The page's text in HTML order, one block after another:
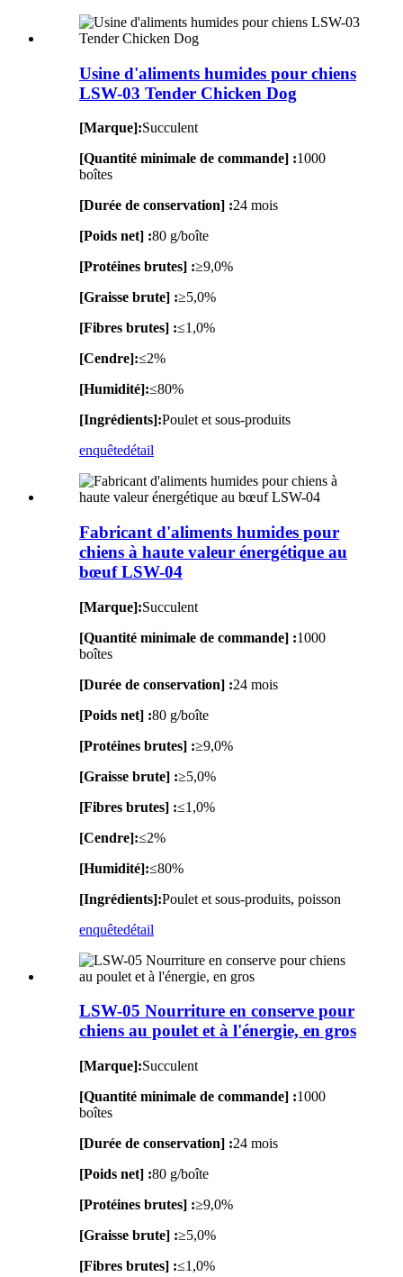
Usine d'aliments humides pour chiens
LSW-03 Tender Chicken Dog
[Marque]:Succulent
[Quantité minimale de commande] :1000
boîtes
[Durée de conservation] :24 mois
[Poids net] :80 g/boîte
[Protéines brutes] :≥9,0%
[Graisse brute] :≥5,0%
[Fibres brutes] :≤1,0%
[Cendre]:≤2%
[Humidité]:≤80%
[Ingrédients]:Poulet et sous-produits
enquêtedétail
Fabricant d'aliments humides pour
chiens à haute valeur énergétique au
bœuf LSW-04
[Marque]:Succulent
[Quantité minimale de commande] :1000
boîtes
[Durée de conservation] :24 mois
[Poids net] :80 g/boîte
[Protéines brutes] :≥9,0%
[Graisse brute] :≥5,0%
[Fibres brutes] :≤1,0%
[Cendre]:≤2%
[Humidité]:≤80%
[Ingrédients]:Poulet et sous-produits, poisson
enquêtedétail
LSW-05 Nourriture en conserve pour
chiens au poulet et à l'énergie, en gros
[Marque]:Succulent
[Quantité minimale de commande] :1000
boîtes
[Durée de conservation] :24 mois
[Poids net] :80 g/boîte
[Protéines brutes] :≥9,0%
[Graisse brute] :≥5,0%
[Fibres brutes] :≤1,0%